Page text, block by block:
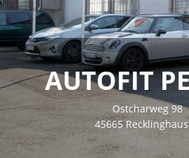
AUTOFIT
Ostcharweg 98
45665